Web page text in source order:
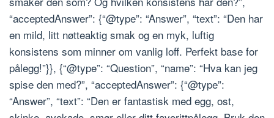
“acceptedAnswer”: {“@type”: “Answer”, “text”: “Den har
en mild, litt nøtteaktig smak og en myk, luftig
konsistens som minner om vanlig loff. Perfekt base for
pålegg!”}}, {“@type”: “Question”, “name”: “Hva kan jeg
spise den med?”, “acceptedAnswer”: {“@type”:
“Answer”, “text”: “Den er fantastisk med egg, ost,